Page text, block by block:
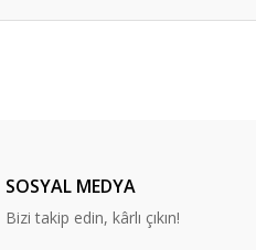
SOSYAL MEDYA
Bizi takip edin, kârlı çıkın!